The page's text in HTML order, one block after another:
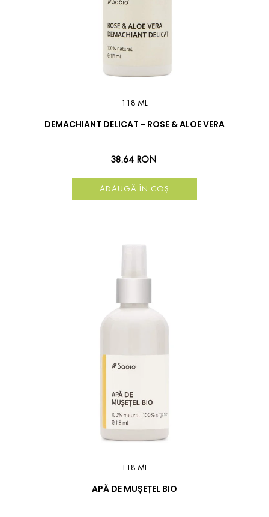
118 ML
DEMACHIANT DELICAT - ROSE & ALOE VERA
38.64 RON
ADAUGĂ ÎN COȘ
118 ML
APĂ DE MUȘEȚEL BIO